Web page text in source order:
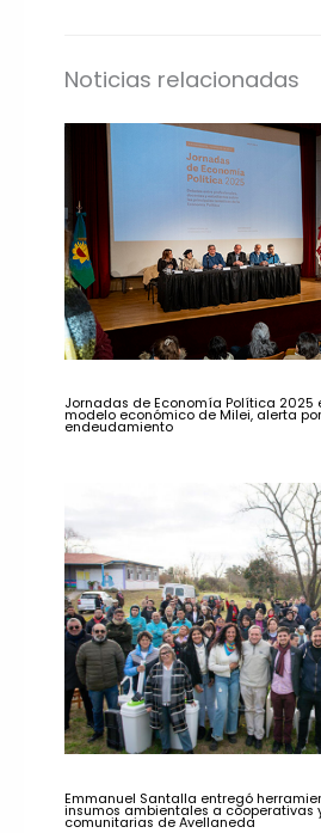
Noticias relacionadas
Jornadas de Economía Política 2025
modelo económico de Milei, alerta
endeudamiento
Emmanuel Santalla entregó
insumos ambientales a cooperativas
comunitarias de Avellaneda